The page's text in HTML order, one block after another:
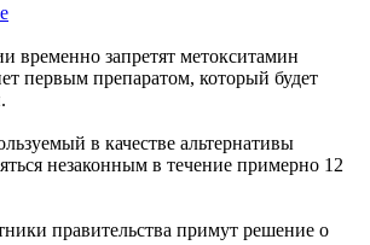
первым препаратом, который будет
в качестве альтернативы
незаконным в течение примерно 12
правительства примут решение о